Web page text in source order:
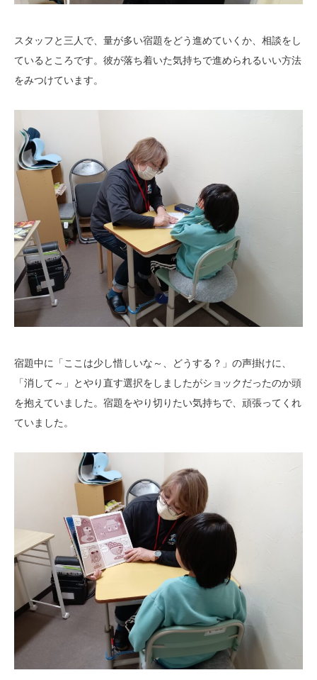
スタッフと三人で、量が多い宿題をどう進めていくか、相談をし
ているところです。彼が落ち着いた気持ちで進められるいい方法
をみつけています。
宿題中に「ここは少し惜しいな～、どうする？」の声掛けに、
「消して～」とやり直す選択をしましたがショックだったのか頭
を抱えていました。宿題をやり切りたい気持ちで、頑張ってくれ
ていました。